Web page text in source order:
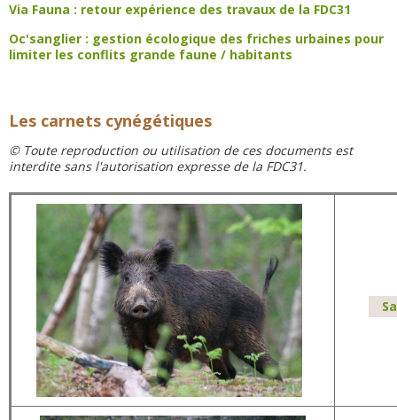
Via Fauna : retour expérience des travaux de la FDC31
Oc'sanglier : gestion écologique des friches urbaines pour
limiter les conflits grande faune / habitants
Les carnets cynégétiques
© Toute reproduction ou utilisation de ces documents est
interdite sans l'autorisation expresse de la FDC31.